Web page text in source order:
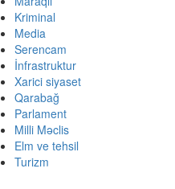
Kriminal
Media
Serencam
İnfrastruktur
Xarici siyaset
Qarabağ
Parlament
Milli Məclis
Elm ve tehsil
Turizm